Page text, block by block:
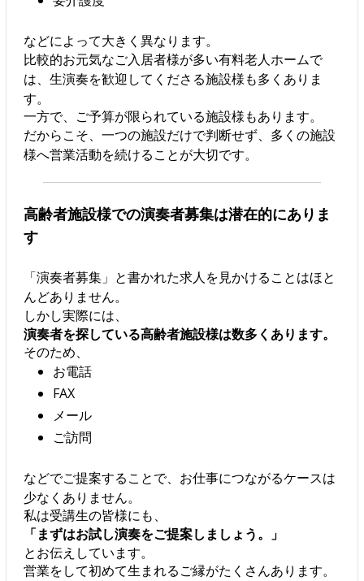
などによって大きく異なります。
比較的お元気なご入居者様が多い有料老人ホームで
は、生演奏を歓迎してくださる施設様も多くありま
す。
一方で、ご予算が限られている施設様もあります。
だからこそ、一つの施設だけで判断せず、多くの施設
様へ営業活動を続けることが大切です。
高齢者施設様での演奏者募集は潜在的にありま
す
「演奏者募集」と書かれた求人を見かけることはほと
んどありません。
しかし実際には、
演奏者を探している高齢者施設様は数多くあります。
そのため、
お電話
FAX
メール
ご訪問
などでご提案することで、お仕事につながるケースは
少なくありません。
私は受講生の皆様にも、
「まずはお試し演奏をご提案しましょう。」
とお伝えしています。
営業をして初めて生まれるご縁がたくさんあります。